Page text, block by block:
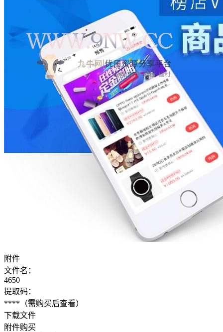
附件
文件名：
4650
提取码：
**** （需购买后查看）
下载文件
附件购买